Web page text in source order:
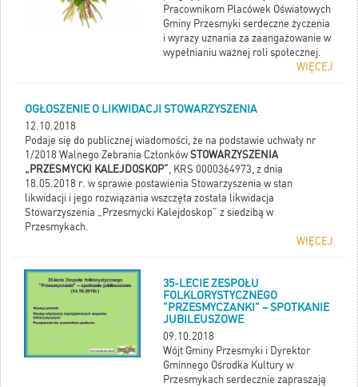
Pracownikom Placówek Oświatowych
Gminy Przesmyki serdeczne życzenia
i wyrazy uznania za zaangażowanie w
wypełnianiu ważnej roli społecznej.
WIĘCEJ
OGŁOSZENIE O LIKWIDACJI STOWARZYSZENIA
12.10.2018
Podaje się do publicznej wiadomości, że na podstawie uchwały nr
1/2018 Walnego Zebrania CzłonkówSTOWARZYSZENIA
„PRZESMYCKI KALEJDOSKOP”, KRS 0000364973, z dnia
18.05.2018 r. w sprawie postawienia Stowarzyszenia w stan
likwidacji i jego rozwiązania wszczęta została likwidacja
Stowarzyszenia „Przesmycki Kalejdoskop” z siedzibą w
Przesmykach.
WIĘCEJ
35-LECIE ZESPOŁU
FOLKLORYSTYCZNEGO
"PRZESMYCZANKI" – SPOTKANIE
JUBILEUSZOWE
09.10.2018
Wójt Gminy Przesmyki i Dyrektor
Gminnego Ośrodka Kultury w
Przesmykach serdecznie zapraszają